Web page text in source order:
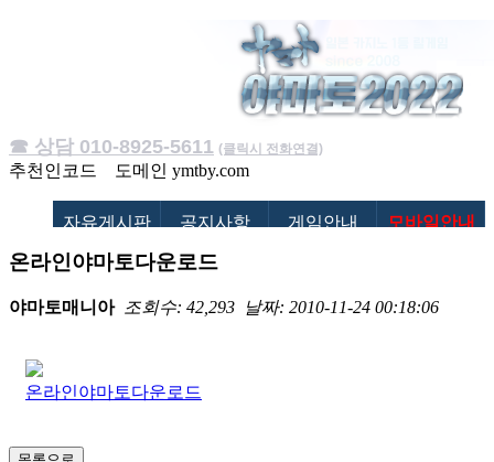
☎ 상담 010-8925-5611 (클릭시 전화연결)
추천인코드 도메인 ymtby.com
자유게시판 공지사항 게임안내 모바일안내
온라인야마토다운로드
야마토매니아 조회수: 42,293 날짜: 2010-11-24 00:18:06
온라인야마토다운로드